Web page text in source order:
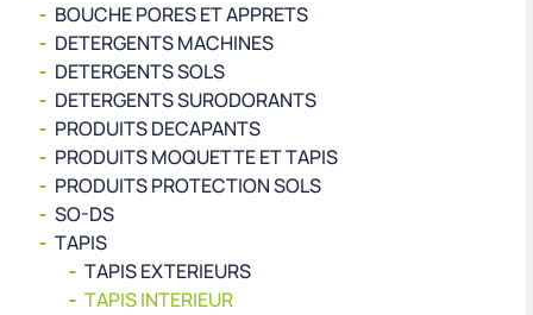
BOUCHE PORES ET APPRETS
DETERGENTS MACHINES
DETERGENTS SOLS
DETERGENTS SURODORANTS
PRODUITS DECAPANTS
PRODUITS MOQUETTE ET TAPIS
PRODUITS PROTECTION SOLS
SO-DS
TAPIS
TAPIS EXTERIEURS
TAPIS INTERIEUR